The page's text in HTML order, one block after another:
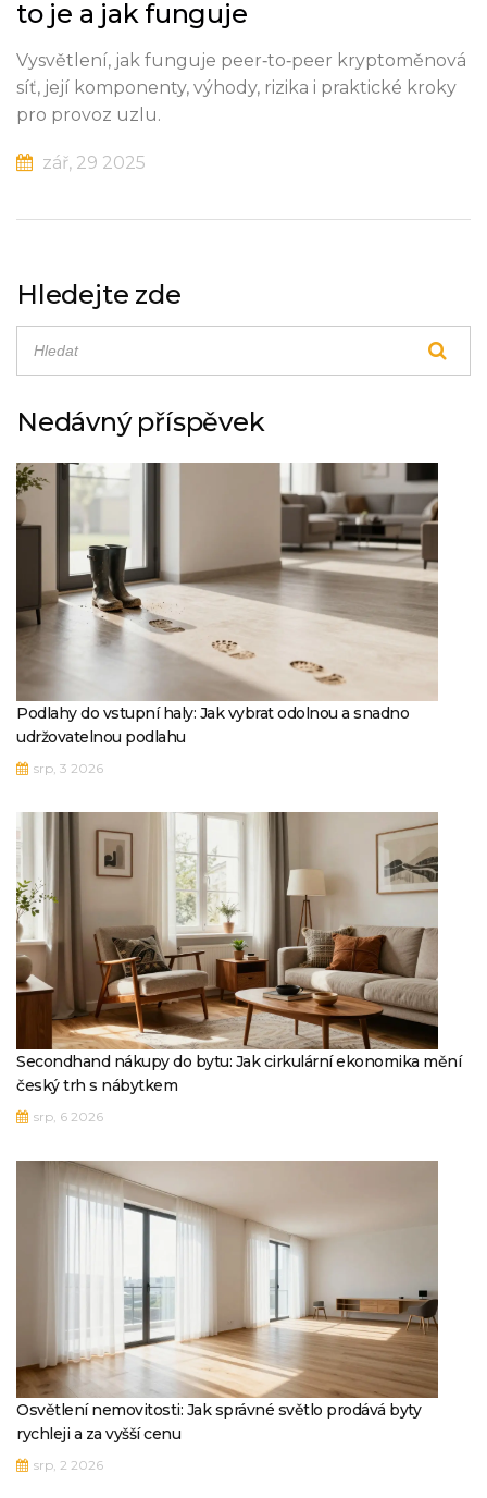
to je a jak funguje
Vysvětlení, jak funguje peer‑to‑peer kryptoměnová
síť, její komponenty, výhody, rizika i praktické kroky
pro provoz uzlu.
zář, 29 2025
Hledejte zde
Nedávný příspěvek
Podlahy do vstupní haly: Jak vybrat odolnou a snadno
udržovatelnou podlahu
srp, 3 2026
Secondhand nákupy do bytu: Jak cirkulární ekonomika mění
český trh s nábytkem
srp, 6 2026
Osvětlení nemovitosti: Jak správné světlo prodává byty
rychleji a za vyšší cenu
srp, 2 2026